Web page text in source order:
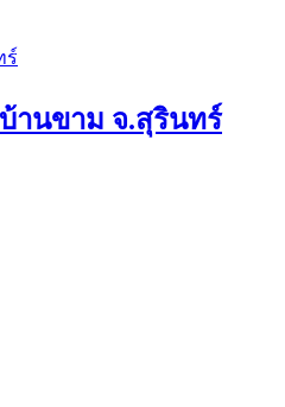
านขาม จ.สุรินทร์